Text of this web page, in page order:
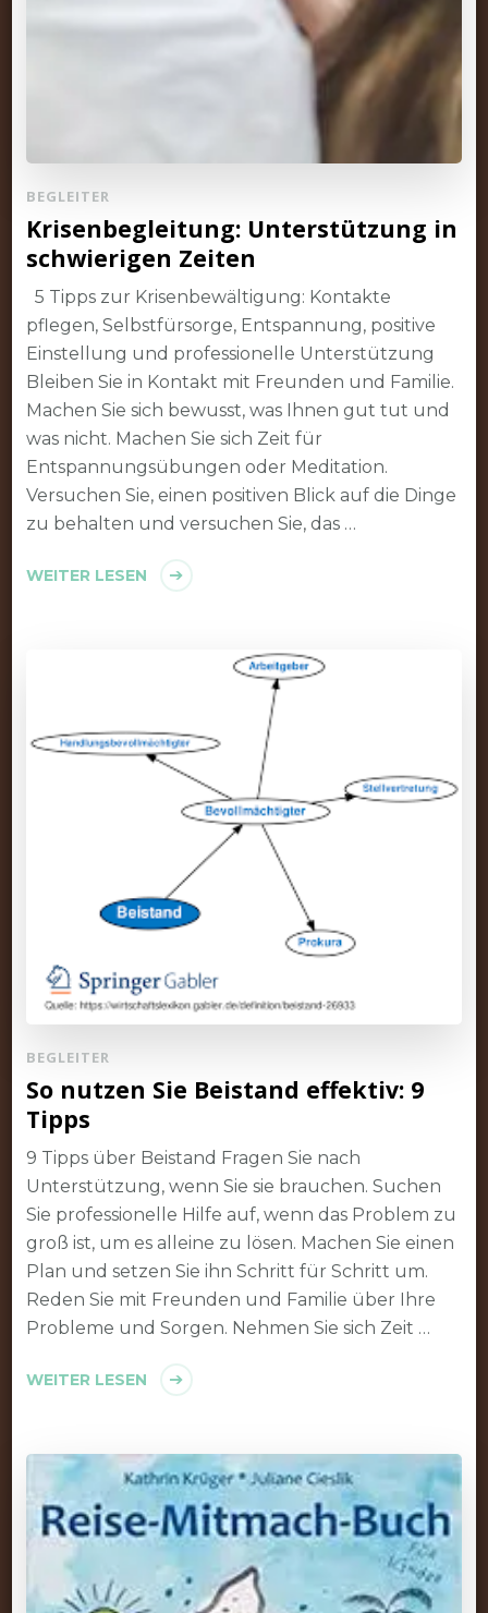
BEGLEITER
Krisenbegleitung: Unterstützung in
schwierigen Zeiten
5 Tipps zur Krisenbewältigung: Kontakte
pflegen, Selbstfürsorge, Entspannung, positive
Einstellung und professionelle Unterstützung
Bleiben Sie in Kontakt mit Freunden und Familie.
Machen Sie sich bewusst, was Ihnen gut tut und
was nicht. Machen Sie sich Zeit für
Entspannungsübungen oder Meditation.
Versuchen Sie, einen positiven Blick auf die Dinge
zu behalten und versuchen Sie, das …
WEITER LESEN
BEGLEITER
So nutzen Sie Beistand effektiv: 9
Tipps
9 Tipps über Beistand Fragen Sie nach
Unterstützung, wenn Sie sie brauchen. Suchen
Sie professionelle Hilfe auf, wenn das Problem zu
groß ist, um es alleine zu lösen. Machen Sie einen
Plan und setzen Sie ihn Schritt für Schritt um.
Reden Sie mit Freunden und Familie über Ihre
Probleme und Sorgen. Nehmen Sie sich Zeit …
WEITER LESEN